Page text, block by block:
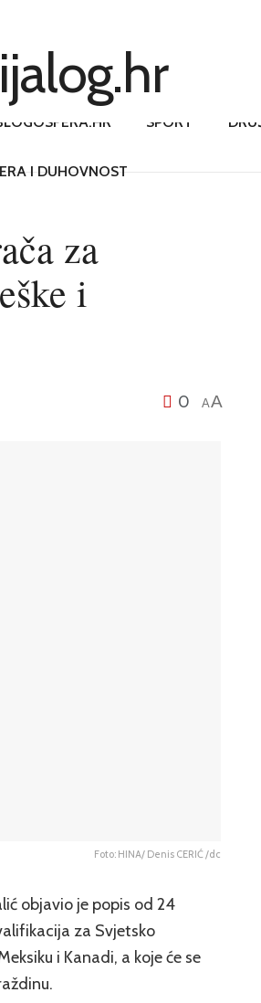
SPORT
I DUHOVNOST
za
i
0 AA
Foto: HINA/ Denis CERIĆ /dc
objavio je popis od 24
za Svjetsko
i Kanadi, a koje će se